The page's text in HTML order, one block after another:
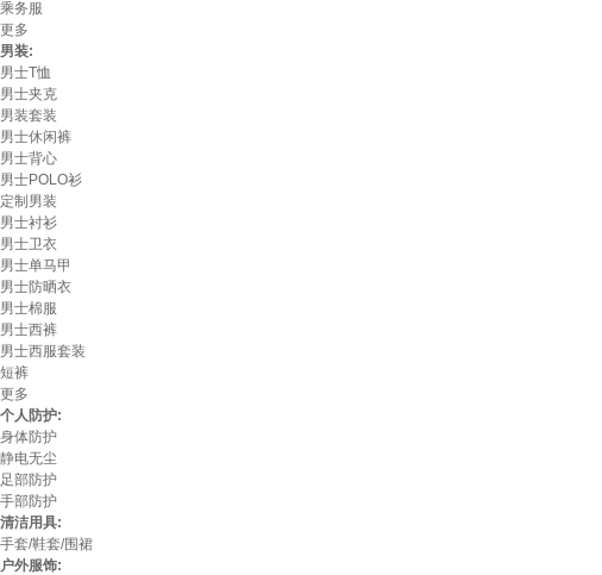
乘务服
更多
男装:
男士T恤
男士夹克
男装套装
男士休闲裤
男士背心
男士POLO衫
定制男装
男士衬衫
男士卫衣
男士单马甲
男士防晒衣
男士棉服
男士西裤
男士西服套装
短裤
更多
个人防护:
身体防护
静电无尘
足部防护
手部防护
清洁用具:
手套/鞋套/围裙
户外服饰: